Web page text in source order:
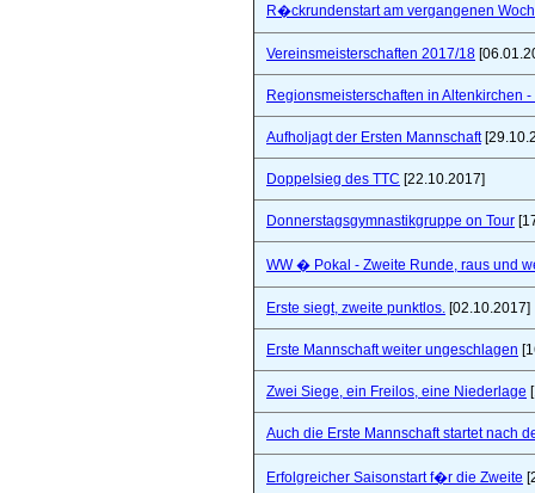
R�ckrundenstart am vergangenen
Vereinsmeisterschaften 2017/18
Regionsmeisterschaften in Altenkirchen
Aufholjagt der Ersten Mannschaft
Doppelsieg des TTC [22.10.2017]
Donnerstagsgymnastikgruppe on Tour
WW � Pokal - Zweite Runde, raus und
Erste siegt, zweite punktlos. [02.10.2017]
Erste Mannschaft weiter ungeschlagen
Zwei Siege, ein Freilos, eine Niederlage
Auch die Erste Mannschaft startet nach
Erfolgreicher Saisonstart f�r die Zweite